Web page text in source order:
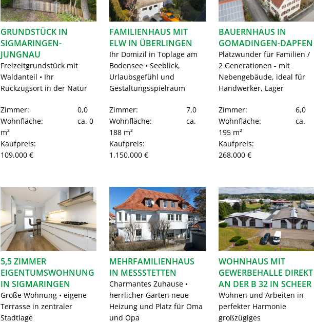
GRUNDSTÜCK IN
SIGMARINGEN-
JUNGNAU
Freizeitgrundstück mit
Waldanteil • Ihr
Rückzugsort in der Natur
Zimmer:
0,0
Wohnfläche:
ca. 0
m²
Kaufpreis:
109.000 €
FAMILIENHAUS MIT
ELW IN ÜBERLINGEN
Ihr Domizil in Toplage am
Bodensee • Seeblick,
Urlaubsgefühl und
Gestaltungsspielraum
Zimmer:
7,0
Wohnfläche:
ca.
188 m²
Kaufpreis:
1.150.000 €
BAUERNHAUS IN
GOMADINGEN-DAPFEN
Platzwunder für Familien /
2 Generationen - mit
Nebengebäude, ideal für
Handwerker, Lager
Zimmer:
6,0
Wohnfläche:
ca.
195 m²
Kaufpreis:
268.000 €
5,5 ZIMMER
EIGENTUMSWOHNUNG
IN SIGMARINGEN
Große Wohnung • eigene
Terrasse in zentraler
Stadtlage
MEHRFAMILIENHAUS
IN MESSSTETTEN
Charmantes Zuhause •
herrlicher Garten neue
Heizung und Platz für Oma
und Opa
WOHNHAUS MIT
GEWERBEHALLE DIREKT
AN DER B 32 IN SCHEER
Wohnen und Arbeiten in
perfekter Harmonie
großzügiges